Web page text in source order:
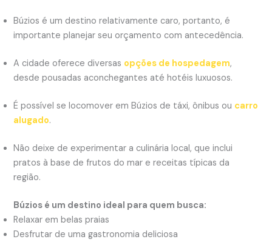
Búzios é um destino relativamente caro, portanto, é
importante planejar seu orçamento com antecedência.
A cidade oferece diversas opções de hospedagem,
desde pousadas aconchegantes até hotéis luxuosos.
É possível se locomover em Búzios de táxi, ônibus ou carro
alugado.
Não deixe de experimentar a culinária local, que inclui
pratos à base de frutos do mar e receitas típicas da
região.
Búzios é um destino ideal para quem busca:
Relaxar em belas praias
Desfrutar de uma gastronomia deliciosa